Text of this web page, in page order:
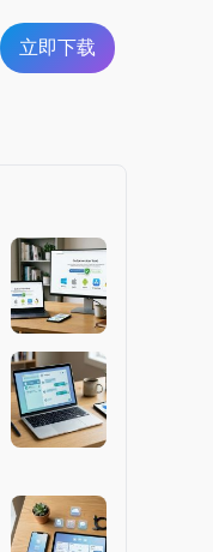
立即下载